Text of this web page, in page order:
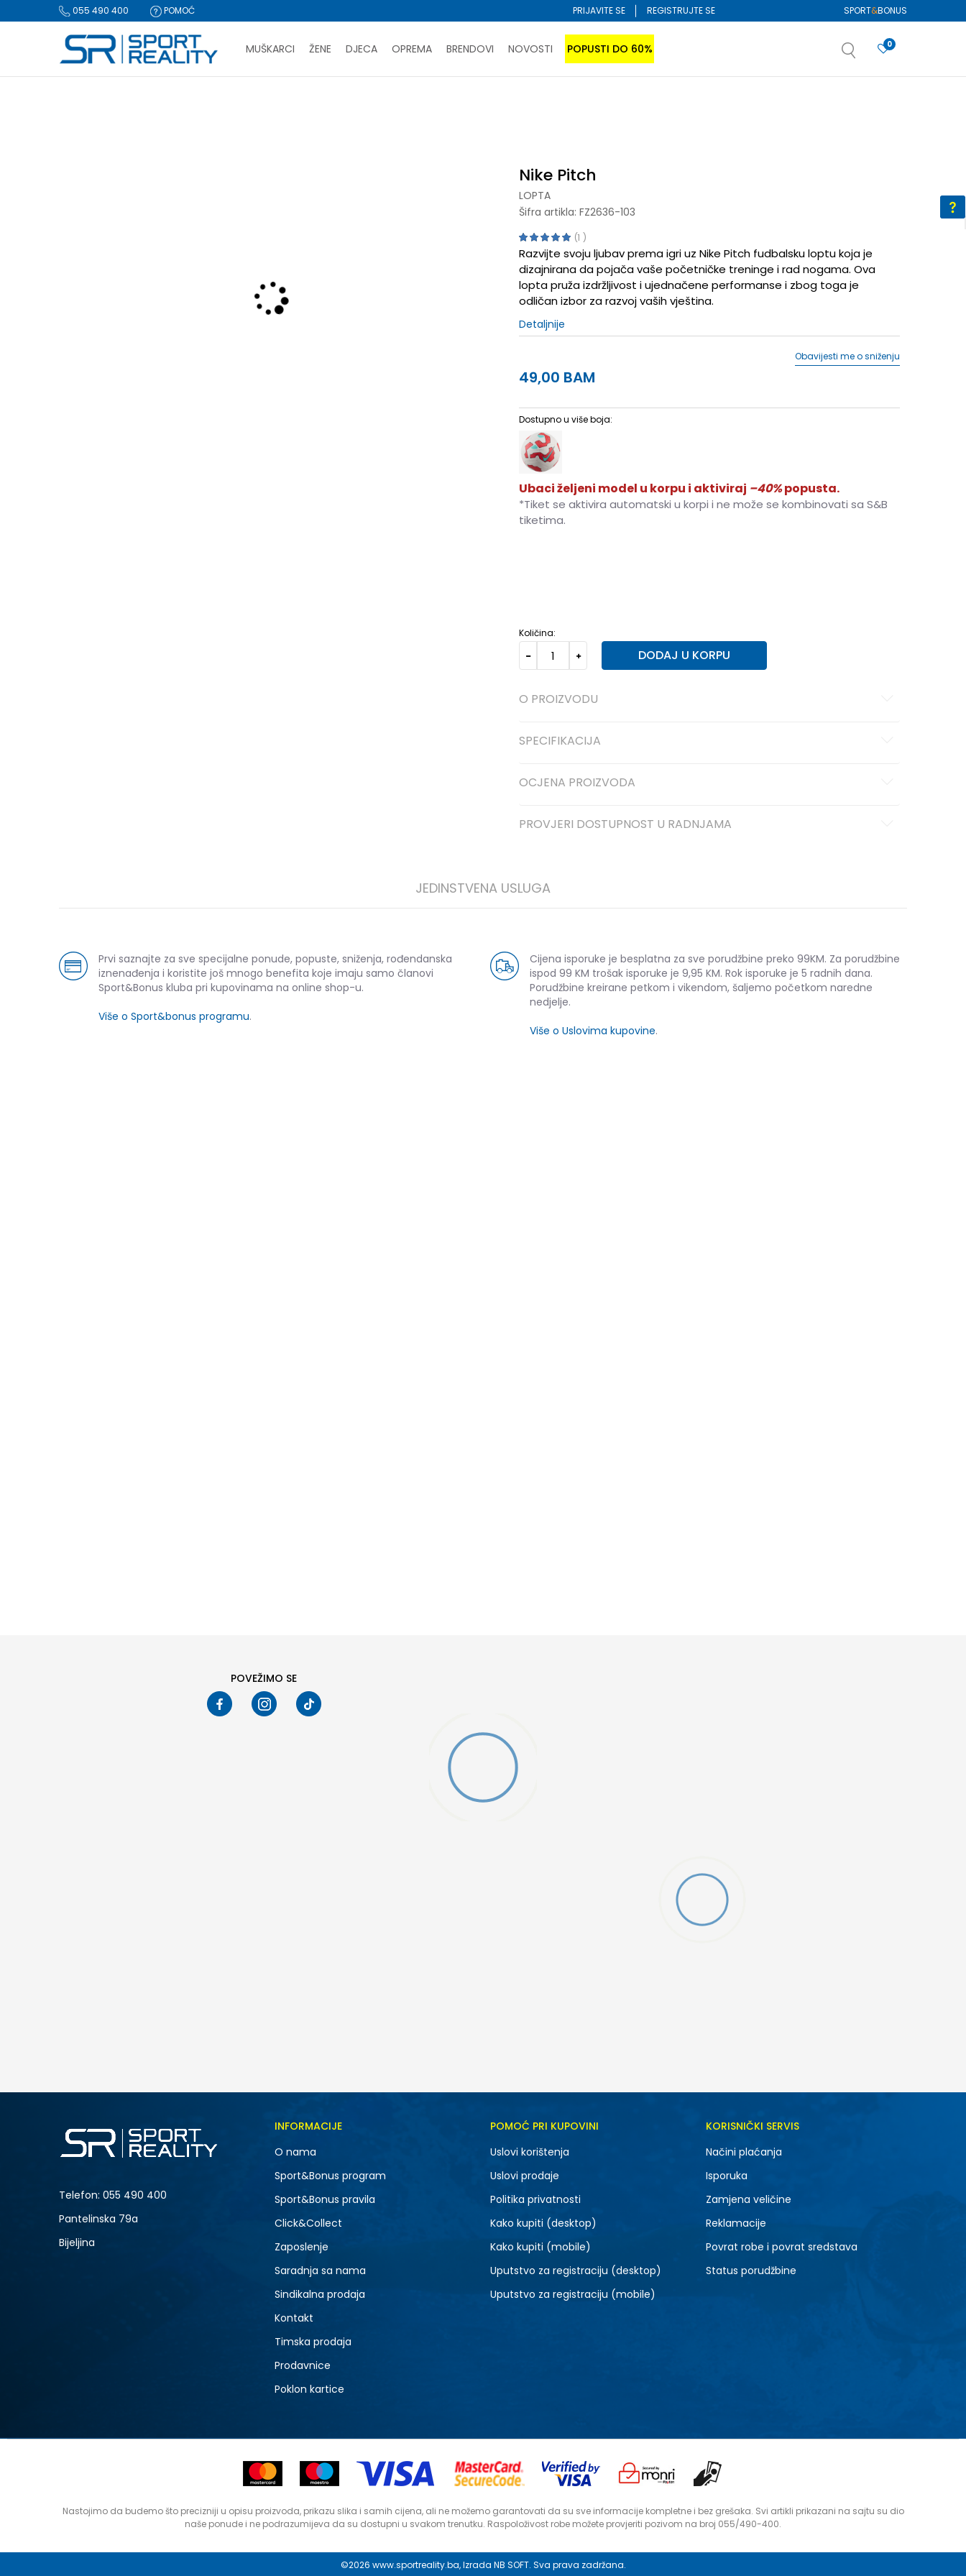
055 490 400 POMOĆ SPORT&BONUS
PRIJAVITE SE REGISTRUJTE SE
MUŠKARCI ŽENE DJECA OPREMA BRENDOVI NOVOSTI POPUSTI DO 60% 0
Nike Pitch
LOPTA
Šifra artikla: FZ2636-103
1
Razvijte svoju ljubav prema igri uz Nike Pitch fudbalsku loptu koja je
dizajnirana da pojača vaše početničke treninge i rad nogama. Ova
lopta pruža izdržljivost i ujednačene performanse i zbog toga je
odličan izbor za razvoj vaših vještina.
Detaljnije
49,00 BAM
Obavijesti me o sniženju
Dostupno u više boja:
Ubaci željeni model u korpu i aktiviraj –40%popusta.
*Tiket se aktivira automatski u korpi i ne može se kombinovati sa S&B
tiketima.
Količina:
DODAJ U KORPU
O PROIZVODU
SPECIFIKACIJA
OCJENA PROIZVODA
PROVJERI DOSTUPNOST U RADNJAMA
JEDINSTVENA USLUGA
Prvi saznajte za sve specijalne ponude, popuste, sniženja, rođendanska
iznenađenja i koristite još mnogo benefita koje imaju samo članovi
Sport&Bonus kluba pri kupovinama na online shop-u.
Više o Sport&bonus programu.
Cijena isporuke je besplatna za sve porudžbine preko 99KM. Za porudžbine
ispod 99 KM trošak isporuke je 9,95 KM. Rok isporuke je 5 radnih dana.
Porudžbine kreirane petkom i vikendom, šaljemo početkom naredne
nedjelje.
Više o Uslovima kupovine.
3
POVEŽIMO SE
Telefon: 055 490 400
Pantelinska 79a
Bijeljina
INFORMACIJE
O nama
Sport&Bonus program
Sport&Bonus pravila
Click&Collect
Zaposlenje
Saradnja sa nama
Sindikalna prodaja
Kontakt
Timska prodaja
Prodavnice
Poklon kartice
POMOĆ PRI KUPOVINI
Uslovi korištenja
Uslovi prodaje
Politika privatnosti
Kako kupiti (desktop)
Kako kupiti (mobile)
Uputstvo za registraciju (desktop)
Uputstvo za registraciju (mobile)
KORISNIČKI SERVIS
Načini plaćanja
Isporuka
Zamjena veličine
Reklamacije
Povrat robe i povrat sredstava
Status porudžbine
Nastojimo da budemo što precizniji u opisu proizvoda, prikazu slika i samih cijena, ali ne možemo garantovati da su sve informacije kompletne i bez grešaka. Svi artikli prikazani na sajtu su dio
naše ponude i ne podrazumijeva da su dostupni u svakom trenutku. Raspoloživost robe možete provjeriti pozivom na broj 055/490-400.
©2026 www.sportreality.ba, Izrada NB SOFT. Sva prava zadržana.